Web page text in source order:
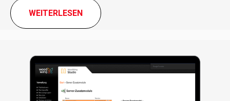
WEITERLESEN